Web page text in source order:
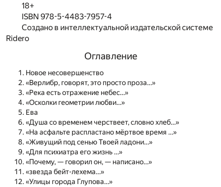
18+
ISBN 978-5-4483-7957-4
Создано в интеллектуальной издательской системе
Ridero
Оглавление
Новое несовершенство
«Верлибр, говорят, это просто проза…»
«Река есть отражение небес…»
«Осколки геометрии любви…»
Ева
«Душа со временем черствеет, словно хлеб…»
«На асфальте распластано мёртвое время …»
«Живущий под сенью Твоей ладони…»
«Для психиатра его жизнь …»
«Почему, — говорил он, — написано…»
«звезда бейт-лехема…»
«Улицы города Глупова…»